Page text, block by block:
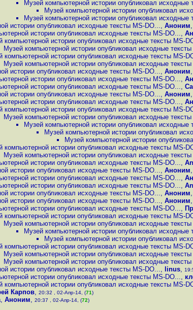
Музей компьютерной истории опубликовал исходные
Музей компьютерной истории опубликовал
Музей компьютерной истории опубликовал исходные
истории опубликовал исходные тексты MS-DO..., Аноним,
истории опубликовал исходные тексты MS-DO...,
компьютерной истории опубликовал исходные тексты MS-
Музей компьютерной истории опубликовал исходные
компьютерной истории опубликовал исходные тексты MS-
Музей компьютерной истории опубликовал исходные
истории опубликовал исходные тексты MS-DO..., Аноним,
истории опубликовал исходные тексты MS-DO...,
истории опубликовал исходные тексты MS-DO...,
истории опубликовал исходные тексты MS-DO..., Аноним,
истории опубликовал исходные тексты MS-DO...,
компьютерной истории опубликовал исходные тексты MS-
Музей компьютерной истории опубликовал исходные
Музей компьютерной истории опубликовал исходные
Музей компьютерной истории опубликовал
Музей компьютерной истории
компьютерной истории опубликовал исходные тексты MS-
Музей компьютерной истории опубликовал исходные
истории опубликовал исходные тексты MS-DO...,
истории опубликовал исходные тексты MS-DO..., Аноним,
истории опубликовал исходные тексты MS-DO...,
истории опубликовал исходные тексты MS-DO...,
истории опубликовал исходные тексты MS-DO..., Аноним,
истории опубликовал исходные тексты MS-DO..., Аноним,
истории опубликовал исходные тексты MS-DO...,
компьютерной истории опубликовал исходные тексты MS-
Музей компьютерной истории опубликовал исходные
Музей компьютерной истории опубликовал исходные
Музей компьютерной истории опубликовал
компьютерной истории опубликовал исходные тексты MS-
Музей компьютерной истории опубликовал исходные
Музей компьютерной истории опубликовал исходные
истории опубликовал исходные тексты MS-DO..., linus,
истории опубликовал исходные тексты MS-DO...,
компьютерной истории опубликовал исходные тексты MS-
Карпов, 20:32 , 02-Апр-14, (71)
, Аноним, 20:37 , 02-Апр-14, (72)